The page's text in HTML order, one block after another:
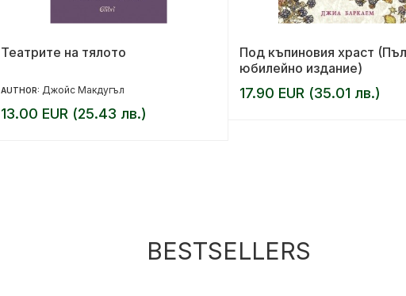
Театрите на тялото
AUTHOR: Джойс Макдугъл
13.00 EUR (25.43 лв.)
Под къпиновия храст
юбилейно издание)
17.90 EUR (35.01 лв.)
BESTSELLERS